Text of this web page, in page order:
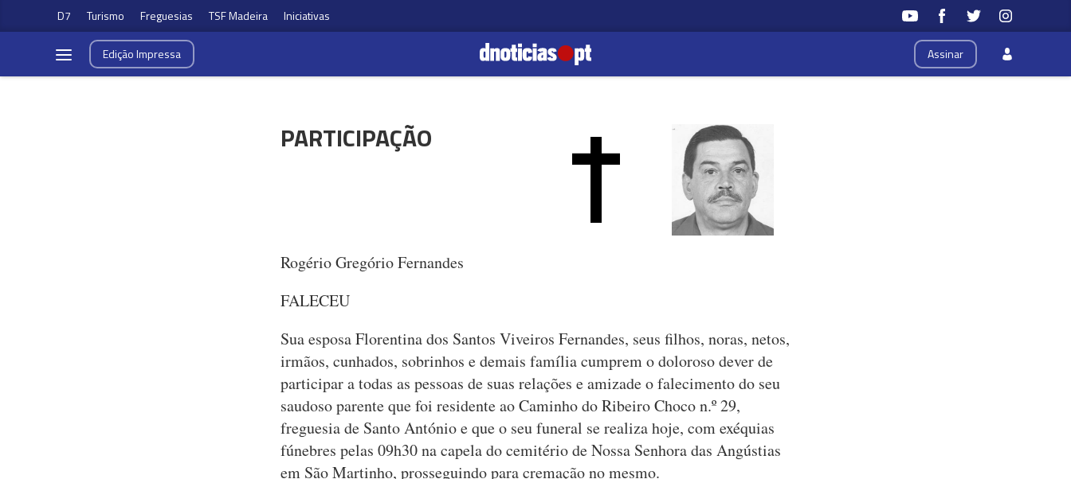
D7 Turismo Freguesias TSF Madeira Iniciativas
Assinar
EdiçãoImpressa
PARTICIPAÇÃO
Rogério Gregório Fernandes
FALECEU
Sua esposa Florentina dos Santos Viveiros Fernandes, seus filhos, noras, netos,
irmãos, cunhados, sobrinhos e demais família cumprem o doloroso dever de
participar a todas as pessoas de suas relações e amizade o falecimento do seu
saudoso parente que foi residente ao Caminho do Ribeiro Choco n.º 29,
freguesia de Santo António e que o seu funeral se realiza hoje, com exéquias
fúnebres pelas 09h30 na capela do cemitério de Nossa Senhora das Angústias
em São Martinho, prosseguindo para cremação no mesmo.